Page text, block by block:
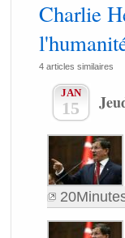
Charlie
4 articles similaires
JAN
15